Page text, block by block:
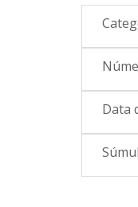
Data